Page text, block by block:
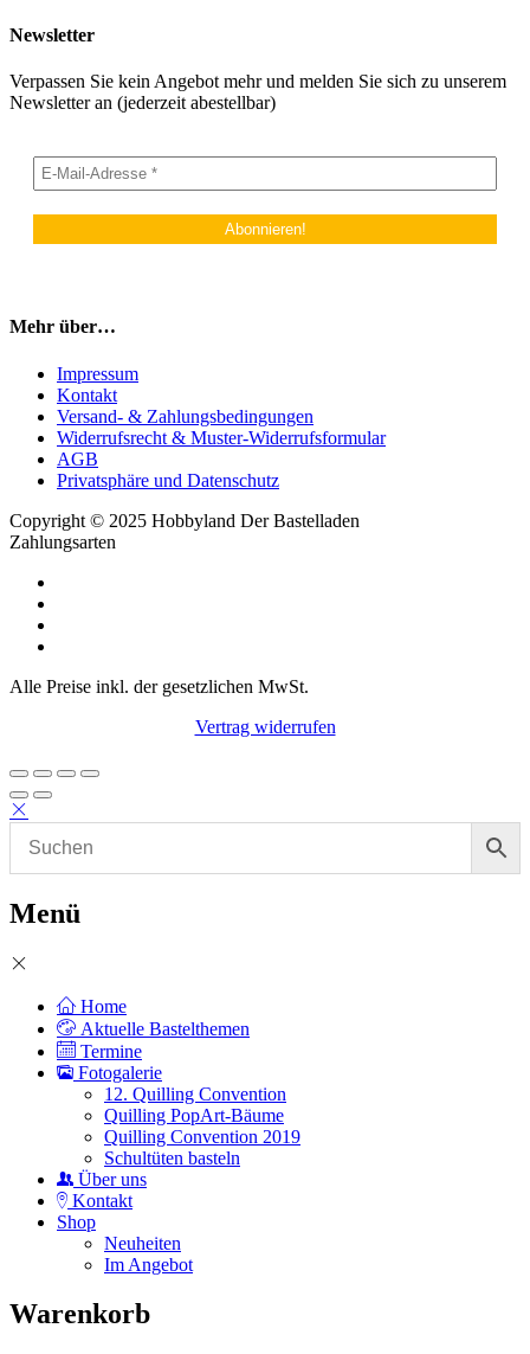
Newsletter
Verpassen Sie kein Angebot mehr und melden Sie sich zu unserem
Newsletter an (jederzeit abestellbar)
Mehr über…
Impressum
Kontakt
Versand- & Zahlungsbedingungen
Widerrufsrecht & Muster-Widerrufsformular
AGB
Privatsphäre und Datenschutz
Copyright © 2025 Hobbyland Der Bastelladen
Zahlungsarten
Alle Preise inkl. der gesetzlichen MwSt.
Vertrag widerrufen
Menü
Home
Aktuelle Bastelthemen
Termine
Fotogalerie
12. Quilling Convention
Quilling PopArt-Bäume
Quilling Convention 2019
Schultüten basteln
Über uns
Kontakt
Shop
Neuheiten
Im Angebot
Warenkorb